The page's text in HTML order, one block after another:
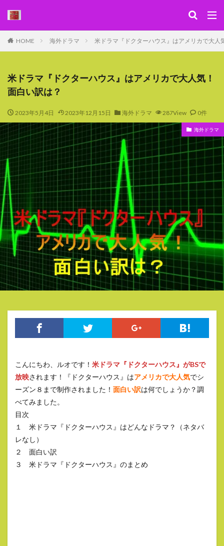
HOME 海外ドラマ 米ドラマ『ドクターハウス』はアメリカで大人
米ドラマ『ドクターハウス』はアメリカで大人気！
面白い訳は？
2023年5月4日 2023年12月15日 海外ドラマ 287View 0件
海外ドラマ
こんにちわ、ルオです！ 米ドラマ『ドクターハウス』がBSで
放映されます！『ドクターハウス』はアメリカで大人気でシ
ーズン８まで制作されました！ 面白い訳は何でしょうか？調
べてみました。
目次
１ 米ドラマ『ドクターハウス』はどんなドラマ？（ネタバ
レなし）
２ 面白い訳
３ 米ドラマ『ドクターハウス』のまとめ
WEB デザイン SEO
カテゴリー
検索